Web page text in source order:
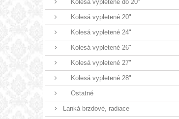
Kolesá vypletené do 20"
Kolesá vypletené 20"
Kolesá vypletené 24"
Kolesá vypletené 26"
Kolesá vypletené 27"
Kolesá vypletené 28"
Ostatné
Lanká brzdové, radiace